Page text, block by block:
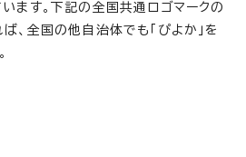
ます。下記の全国共通ロゴマークの
、全国の他自治体でも「ぴよか」を